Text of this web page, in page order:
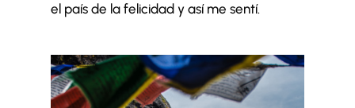
el país de la felicidad y así me sentí.